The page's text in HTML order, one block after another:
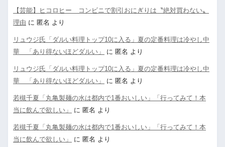
【芸能】ヒコロヒー コンビニで割引おにぎりは〝絶対買わない〟
理由 に 匿名 より
リュウジ氏「ダルい料理トップ10に入る」夏の定番料理は冷やし中
華 「あり得ないほどダルい」
に 匿名 より
リュウジ氏「ダルい料理トップ10に入る」夏の定番料理は冷やし中
華 「あり得ないほどダルい」
に 匿名 より
若槻千夏「丸亀製麺の水は都内で1番おいしい」「行ってみて！本
当に飲んで欲しい」
に 匿名 より
若槻千夏「丸亀製麺の水は都内で1番おいしい」「行ってみて！本
当に飲んで欲しい」
に 匿名 より